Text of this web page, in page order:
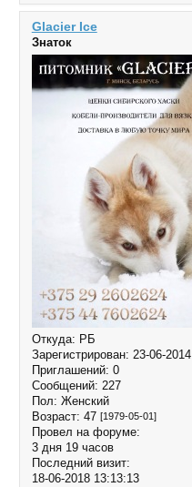
Glacier Ice
Знаток
Откуда: РБ
Зарегистрирован: 23-06-2014
Приглашений: 0
Сообщений: 227
Пол: Женский
Возраст: 47 [1979-05-01]
Провел на форуме:
3 дня 19 часов
Последний визит:
18-06-2018 13:13:13